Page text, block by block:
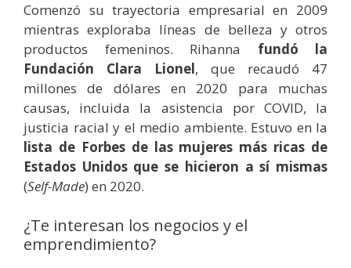
Comenzó su trayectoria empresarial en 2009
mientras exploraba líneas de belleza y otros
productos femeninos. Rihanna fundó la
Fundación Clara Lionel, que recaudó 47
millones de dólares en 2020 para muchas
causas, incluida la asistencia por COVID, la
justicia racial y el medio ambiente. Estuvo en la
lista de Forbes de las mujeres más ricas de
Estados Unidos que se hicieron a sí mismas
(Self-Made) en 2020.
¿Te interesan los negocios y el
emprendimiento?